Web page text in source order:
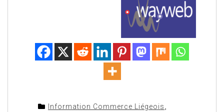
Information Commerce Liégeois